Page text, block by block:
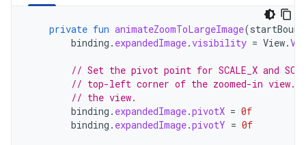
private fun animateZoomToLargeImage(
binding . expandedImage.visibility = View.
// Set the pivot point for SCALE_X and
// top-left corner of the zoomed-in view.
// the view.
binding . expandedImage.pivotX = 0f
binding . expandedImage.pivotY = 0f